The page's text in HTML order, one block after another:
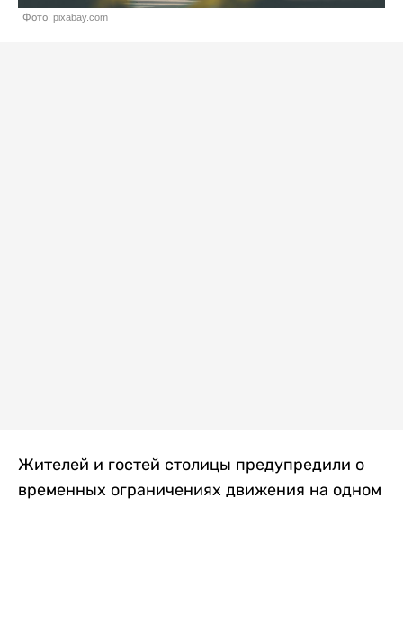
Фото: pixabay.com
Жителей и гостей столицы предупредили о
временных ограничениях движения на одном